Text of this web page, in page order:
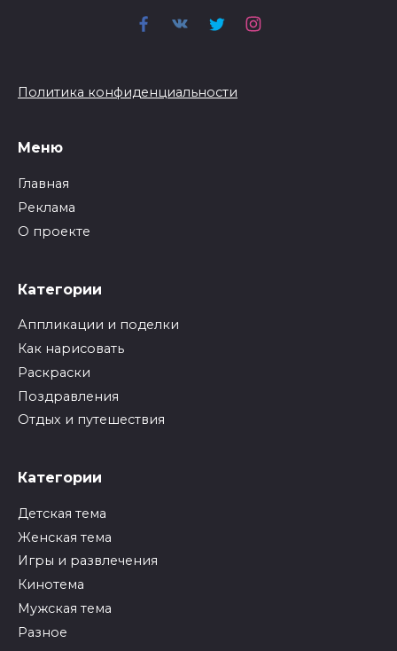
Политика конфиденциальности
Меню
Главная
Реклама
О проекте
Категории
Аппликации и поделки
Как нарисовать
Раскраски
Поздравления
Отдых и путешествия
Категории
Детская тема
Женская тема
Игры и развлечения
Кинотема
Мужская тема
Разное